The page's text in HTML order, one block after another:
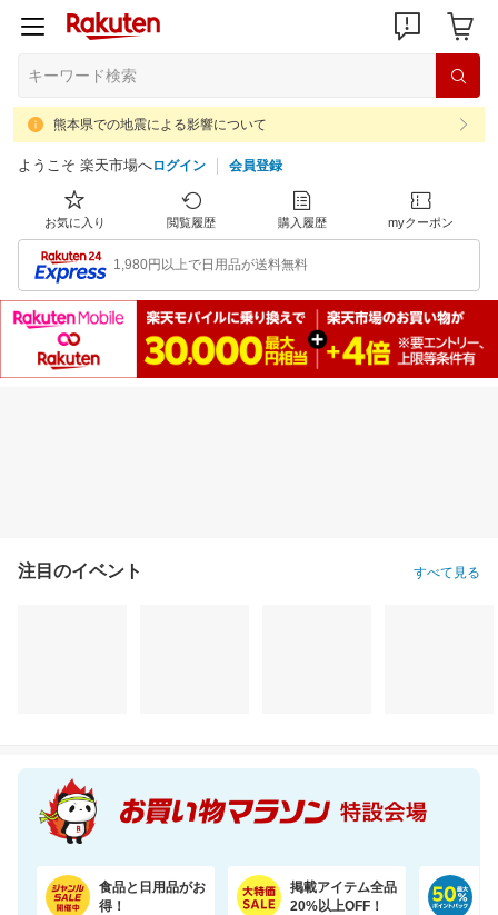
熊本県での地震による影響について
ようこそ 楽天市場へログイン 会員登録
お気に入り 閲覧履歴 購入履歴 myクーポン
1,980円以上で日用品が送料無料
注目のイベント すべて見る
食品と日用品がお
得！
掲載アイテム全品
20%以上OFF！